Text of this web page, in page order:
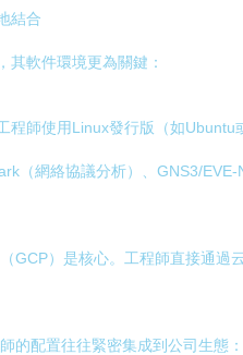
結合
其軟件環境更為關鍵：
程師使用Linux發行版（如
（網絡協議分析）、GNS3/
GCP）是核心。工程師直接通過
的配置往往緊密集成到公司生態：